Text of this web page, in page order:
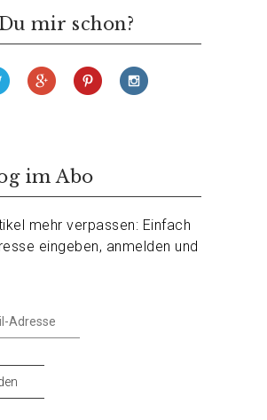
mir schon?
im Abo
mehr verpassen: Einfach
eingeben, anmelden und